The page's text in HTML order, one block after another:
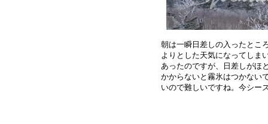
朝は一瞬日差しの入ったとこ
よりとした天気になってしま
あったのですが、日差しがほ
かからないと霧氷はつかない